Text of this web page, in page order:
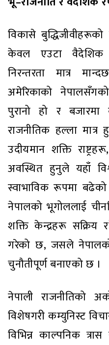
विकासे
केवल एउटा वैदेशिक
निरन्तरता मात्र
अमेरिकाको
पुरानो हो र
राजनीतिक हल्ला
उदीयमान शक्ति
अवस्थित हुनुले यहाँ
स्वाभाविक रूपमा
नेपालको भूगोललाई
शक्ति केन्द्रहरू सक्रिय
गरेको छ, जसले
चुनौतीपूर्ण बनाएको छ ।
नेपाली राजनीतिको
विशेषगरी कम्युनिस्ट
विभिन्न काल्पनिक